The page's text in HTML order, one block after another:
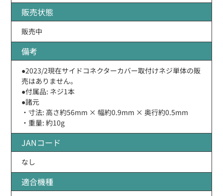
販売状態
販売中
備考
●2023/2現在サイドコネクターカバー取付けネジ単体の販
売はありません。
●付属品: ネジ1本
●諸元
・寸法: 高さ約56mm × 幅約0.9mm × 奥行約0.5mm
・重量: 約10g
JANコード
なし
適合機種